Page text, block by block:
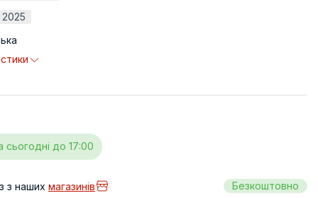
2025
сьогодні до 17:00
з наших магазинів Безкоштовно